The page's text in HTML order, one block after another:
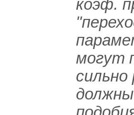
коэф.
могут
сильно